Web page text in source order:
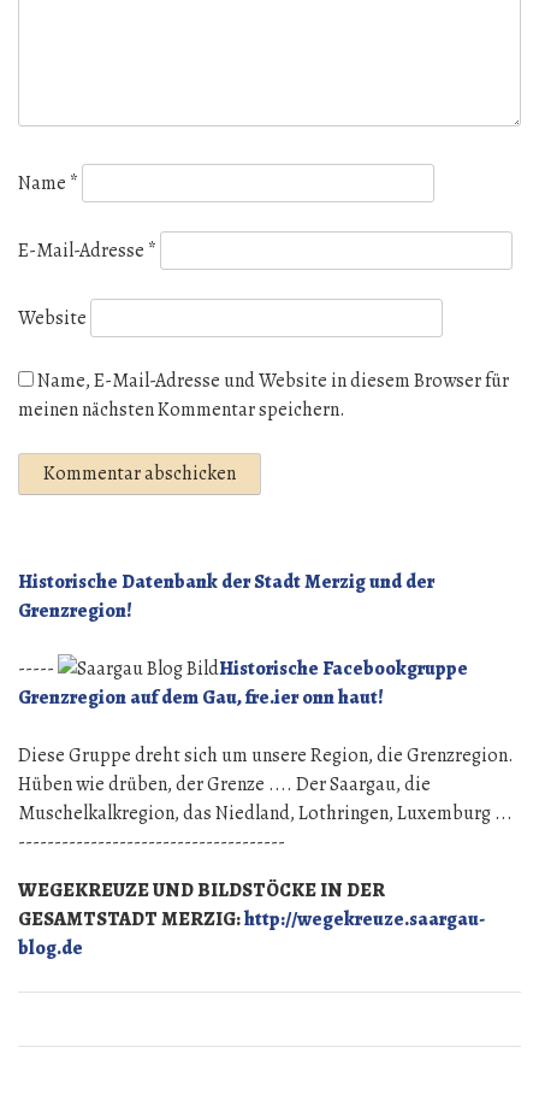
Name *
E-Mail-Adresse *
Website
Name, E-Mail-Adresse und Website in diesem Browser für
meinen nächsten Kommentar speichern.
Historische Datenbank der Stadt Merzig und der
Grenzregion!
-----
Historische Facebookgruppe
Grenzregion auf dem Gau, fre.ier onn haut!
Diese Gruppe dreht sich um unsere Region, die Grenzregion.
Hüben wie drüben, der Grenze .... Der Saargau, die
Muschelkalkregion, das Niedland, Lothringen, Luxemburg ...
-------------------------------------
WEGEKREUZE UND BILDSTÖCKE IN DER
GESAMTSTADT MERZIG:http://wegekreuze.saargau-
blog.de